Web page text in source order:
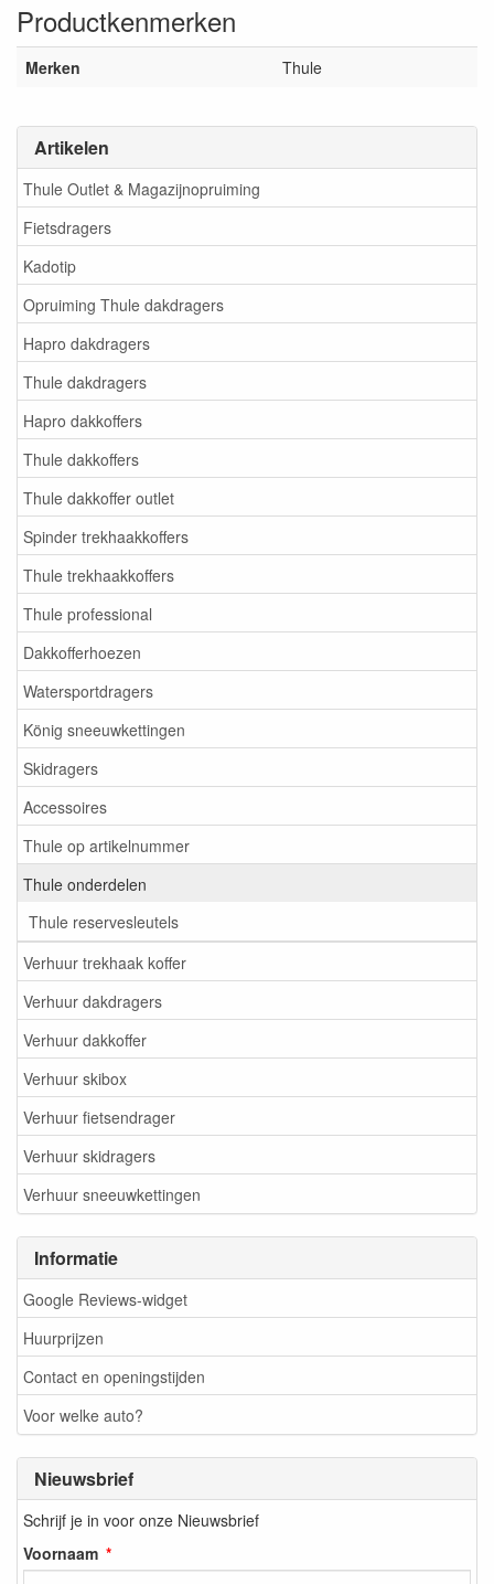
Artikelen
Thule Outlet & Magazijnopruiming
Fietsdragers
Kadotip
Opruiming Thule dakdragers
Hapro dakdragers
Thule dakdragers
Hapro dakkoffers
Thule dakkoffers
Thule dakkoffer outlet
Spinder trekhaakkoffers
Thule trekhaakkoffers
Thule professional
Dakkofferhoezen
Watersportdragers
König sneeuwkettingen
Skidragers
Accessoires
Thule op artikelnummer
Thule onderdelen
Thule reservesleutels
Verhuur trekhaak koffer
Verhuur dakdragers
Verhuur dakkoffer
Verhuur skibox
Verhuur fietsendrager
Verhuur skidragers
Verhuur sneeuwkettingen
Informatie
Google Reviews-widget
Huurprijzen
Contact en openingstijden
Voor welke auto?
Nieuwsbrief
Schrijf je in voor onze Nieuwsbrief
Voornaam
Productkenmerken
Merken Thule